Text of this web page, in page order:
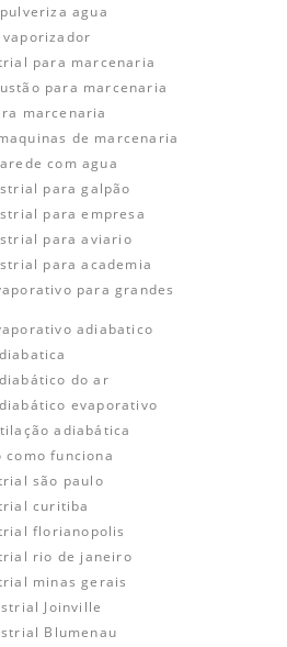
agua
para marcenaria
para marcenaria
marcenaria
de marcenaria
com agua
para galpão
para empresa
para aviario
para academia
para grandes
adiabatico
do ar
evaporativo
adiabática
funciona
são paulo
curitiba
florianopolis
rio de janeiro
minas gerais
Joinville
Blumenau